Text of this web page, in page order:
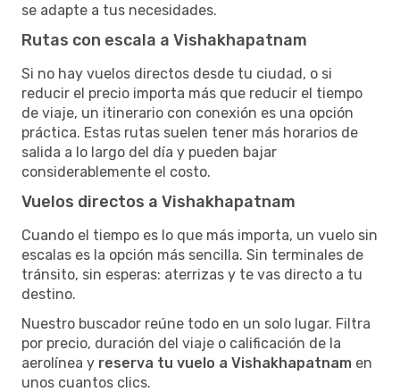
se adapte a tus necesidades.
Rutas con escala a Vishakhapatnam
Si no hay vuelos directos desde tu ciudad, o si
reducir el precio importa más que reducir el tiempo
de viaje, un itinerario con conexión es una opción
práctica. Estas rutas suelen tener más horarios de
salida a lo largo del día y pueden bajar
considerablemente el costo.
Vuelos directos a Vishakhapatnam
Cuando el tiempo es lo que más importa, un vuelo sin
escalas es la opción más sencilla. Sin terminales de
tránsito, sin esperas: aterrizas y te vas directo a tu
destino.
Nuestro buscador reúne todo en un solo lugar. Filtra
por precio, duración del viaje o calificación de la
aerolínea y reserva tu vuelo a Vishakhapatnam en
unos cuantos clics.